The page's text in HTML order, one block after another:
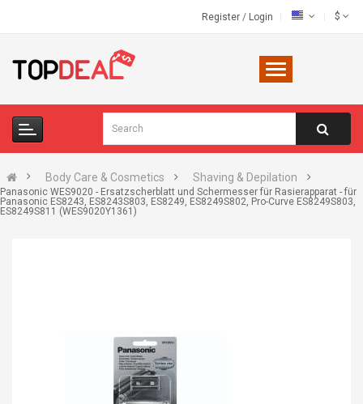
Register / Login $
Body Care & Cosmetics Shaving & Depilation
Panasonic WES9020 - Ersatzscherblatt und Schermesser für Rasierapparat - für
Panasonic ES8243, ES8243S803, ES8249, ES8249S802, Pro-Curve ES8249S803,
ES8249S811 (WES9020Y1361)